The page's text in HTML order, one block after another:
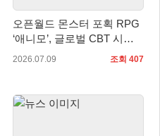
오픈월드 몬스터 포획 RPG
‘애니모’, 글로벌 CBT 시
작… 판타지 생태계 직접 만
2026.07.09 조회 407